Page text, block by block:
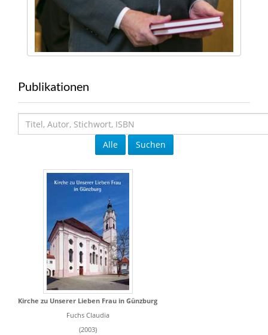
Publikationen
Alle Suchen
Kirche zu Unserer Lieben Frau in Günzburg
Fuchs Claudia
(2003)